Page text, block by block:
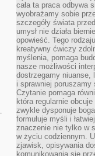
cała ta praca odbywa
wyobrażamy sobie
szczegóły świata
umysł nie działa
opowieść. Tego
kreatywny ćwiczy
myślenia, pomaga
nasze możliwości
dostrzegamy niuanse,
i sprawniej poruszamy
Czytanie pomaga
która regularnie
zwykle dysponuje
formułuje myśli i
znaczenie nie tylko w
w życiu codziennym.
zjawisk, opisywania
komunikowania się